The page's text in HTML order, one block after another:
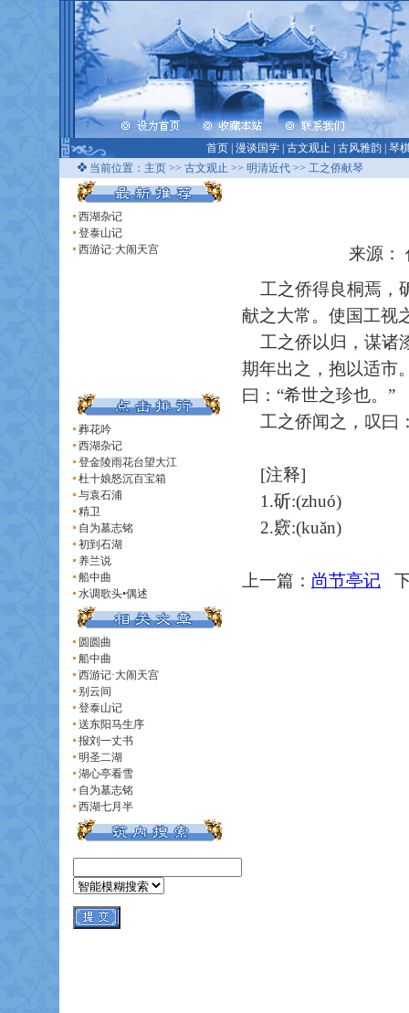
首页 漫谈国学 古文观止 古风雅韵 琴
当前位置： 主页 >> 古文观止 >> 明清近代 >> 工之侨献琴
西湖杂记
登泰山记
西游记·大闹天宫
葬花吟
西湖杂记
登金陵雨花台望大江
杜十娘怒沉百宝箱
与袁石浦
精卫
自为墓志铭
初到石湖
养兰说
船中曲
水调歌头•偶述
圆圆曲
船中曲
西游记·大闹天宫
别云间
登泰山记
送东阳马生序
报刘一丈书
明圣二湖
湖心亭看雪
自为墓志铭
西湖七月半
来源：
工之侨得良桐焉，
献之大常。使国工视
工之侨以归，谋诸
期年出之，抱以适市
曰：“希世之珍也。”
工之侨闻之，叹曰
[注释]
1.斫:(zhuó)
2.窽:(kuǎn)
上一篇： 尚节亭记